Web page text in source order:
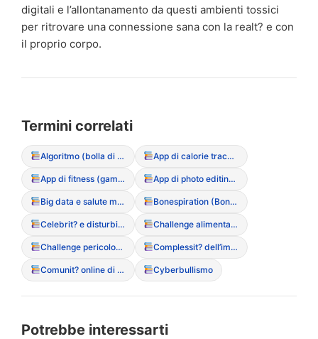
digitali e l’allontanamento da questi ambienti tossici
per ritrovare una connessione sana con la realt? e con
il proprio corpo.
Termini correlati
Algoritmo (bolla di filtraggio dei contenuti DCA) App di calorie tracking (rischi e dipendenza)
App di fitness (gamification del movimento) App di photo editing (manipolazione dell’immagine)
Big data e salute mentale Bonespiration (Bonespo)
Celebrit? e disturbi alimentari (influenza del racconto mediatico) Challenge alimentari (partecipazione a sfide online pericolose)
Challenge pericolose (sfide social legate al peso) Complessit? dell’immagine digitale
Comunit? online di supporto (positive e negative) Cyberbullismo
Potrebbe interessarti